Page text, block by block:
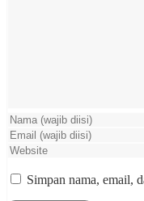
Simpan nama, email,